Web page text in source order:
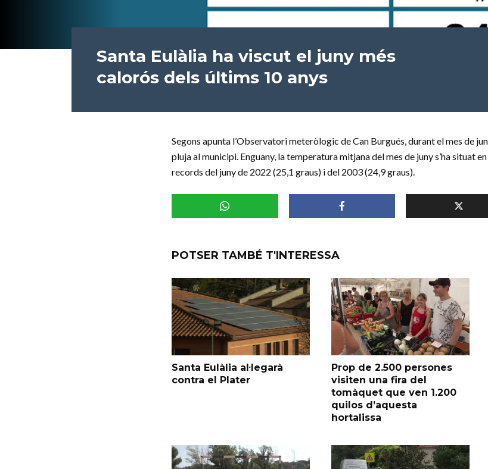
Santa Eulàlia ha viscut el juny més
calorós dels últims 10 anys
Segons apunta l’Observatori meteròlogic de Can Burgués, durant el mes de
pluja al municipi. Enguany, la temperatura mitjana del mes de juny s’ha situat
records del juny de 2022 (25,1 graus) i del 2003 (24,9 graus).
POTSER TAMBÉ T'INTERESSA
Santa Eulàlia al·legarà
contra el Plater
Prop de 2.500 persones
visiten una fira del
tomàquet que ven 1.200
quilos d’aquesta
hortalissa